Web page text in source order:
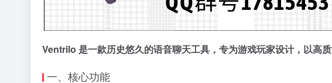
Ventrilo 是一款历史悠久的语音聊天工具，专为游戏玩家设计，以高
一、核心功能